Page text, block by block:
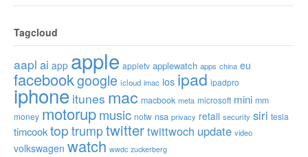
Tagcloud
aapl ai app apple appletv applewatch apps china eu
facebookgoogle icloud imac ios ipad ipadpro
iphone itunes mac macbook meta microsoft mini mm
money motorupmusic notw nsa privacy retail security siri tesla
timcooktop trumptwittertwittwoch update video
volkswagen watch wwdc zuckerberg